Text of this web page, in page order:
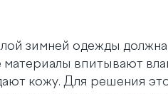
зимней одежды
материалы впитывают
кожу. Для решения